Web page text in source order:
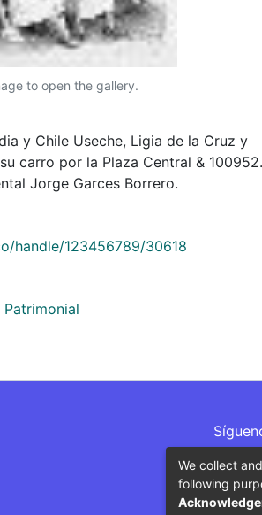
to open the gallery.
y Chile Useche, Ligia de la Cruz y
carro por la Plaza Central & 100952.
Jorge Garces Borrero.
handle/123456789/30618
Patrimonial
We collect
following